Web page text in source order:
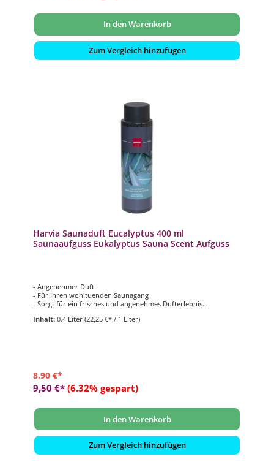
In den Warenkorb
Zum Vergleich hinzufügen
Harvia Saunaduft Eucalyptus 400 ml
Saunaaufguss Eukalyptus Sauna Scent Aufguss
- Angenehmer Duft
- Für Ihren wohltuenden Saunagang
- Sorgt für ein frisches und angenehmes Dufterlebnis
Inhalt: 0.4 Liter (22,25 €* / 1 Liter)
8,90 €*
9,50 €* (6.32% gespart)
In den Warenkorb
Zum Vergleich hinzufügen